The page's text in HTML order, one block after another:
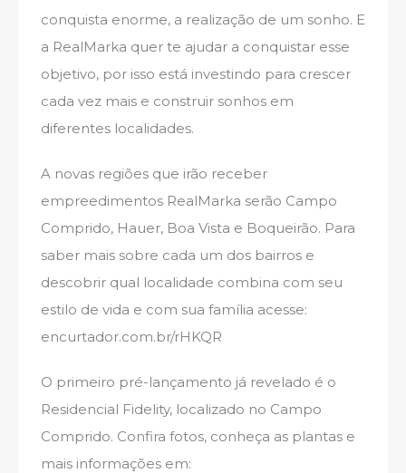
conquista enorme, a realização de um sonho. E
a RealMarka quer te ajudar a conquistar esse
objetivo, por isso está investindo para crescer
cada vez mais e construir sonhos em
diferentes localidades.
A novas regiões que irão receber
empreedimentos RealMarka serão Campo
Comprido, Hauer, Boa Vista e Boqueirão. Para
saber mais sobre cada um dos bairros e
descobrir qual localidade combina com seu
estilo de vida e com sua família acesse:
encurtador.com.br/rHKQR
O primeiro pré-lançamento já revelado é o
Residencial Fidelity, localizado no Campo
Comprido. Confira fotos, conheça as plantas e
mais informações em: